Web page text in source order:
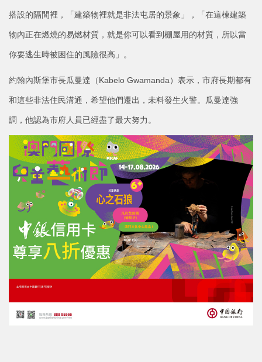
搭設的隔間裡，「建築物裡就是非法屯居的景象」，「在這棟建築
物內正在燃燒的易燃材質，就是你可以看到棚屋用的材質，所以當
你要逃生時被困住的風險很高」。
約翰內斯堡市長瓜曼達（Kabelo Gwamanda）表示，市府長期都有
和這些非法住民溝通，希望他們遷出，未料發生火警。瓜曼達強
調，他認為市府人員已經盡了最大努力。